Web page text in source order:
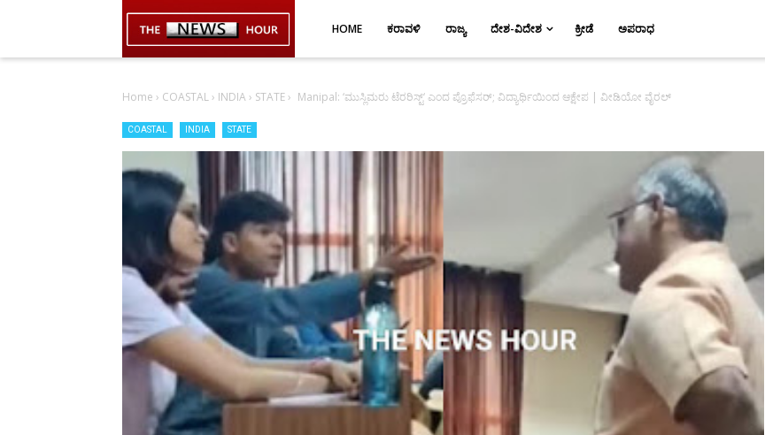
HOME ಕರಾವಳಿ ರಾಜ್ಯ ದೇಶ-ವಿದೇಶ ಕ್ರೀಡೆ ಅಪರಾಧ
Home › COASTAL› INDIA› STATE› Manipal: ‘ಮುಸ್ಲಿಮರು ಟೆರರಿಸ್ಟ್‘ ಎಂದ ಪ್ರೊಫೆಸರ್; ವಿದ್ಯಾರ್ಥಿಯಿಂದ ಆಕ್ಷೇಪ | ವೀಡಿಯೋ ವೈರಲ್
COASTAL INDIA STATE